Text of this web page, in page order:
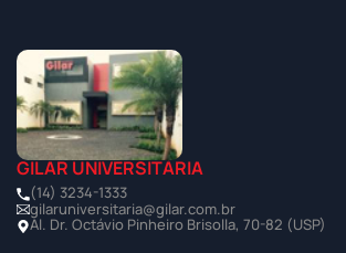
GILAR UNIVERSITÁRIA
(14) 3234-1333
gilaruniversitaria@gilar.com.br
Al. Dr. Octávio Pinheiro Brisolla, 70-82 (USP)